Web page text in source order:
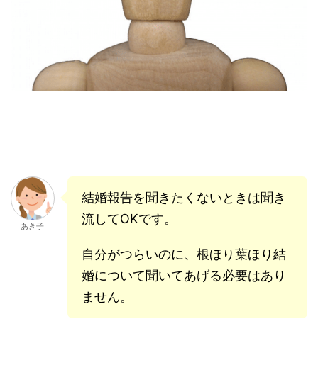
あき子
結婚報告を聞きたくないときは聞き
流してOKです。
自分がつらいのに、根ほり葉ほり結
婚について聞いてあげる必要はあり
ません。